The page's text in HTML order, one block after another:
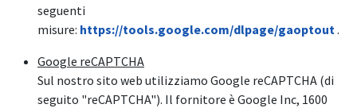
seguenti
misure: https://tools.google.com/dlpage/gaoptout .
Google reCAPTCHA
Sul nostro sito web utilizziamo Google reCAPTCHA (di
seguito "reCAPTCHA"). Il fornitore è Google Inc, 1600